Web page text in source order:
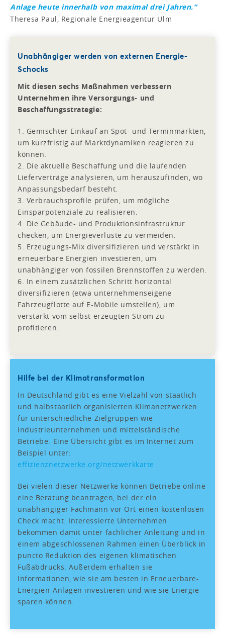
Anlage heute innerhalb von maximal drei Jahren.“
Theresa Paul, Regionale Energieagentur Ulm
Unabhängiger werden von externen Energie-
Schocks
Mit diesen sechs Maßnahmen verbessern
Unternehmen ihre Versorgungs- und
Beschaffungsstrategie:
1. Gemischter Einkauf an Spot- und Terminmärkten,
um kurzfristig auf Marktdynamiken reagieren zu
können.
2. Die aktuelle Beschaffung und die laufenden
Lieferverträge analysieren, um herauszufinden, wo
Anpassungsbedarf besteht.
3. Verbrauchsprofile prüfen, um mögliche
Einsparpotenziale zu realisieren.
4. Die Gebäude- und Produktionsinfrastruktur
checken, um Energieverluste zu vermeiden.
5. Erzeugungs-Mix diversifizieren und verstärkt in
erneuerbare Energien investieren, um
unabhängiger von fossilen Brennstoffen zu werden.
6. In einem zusätzlichen Schritt horizontal
diversifizieren (etwa unter­nehmens­eigene
Fahrzeugflotte auf E-Mobile umstellen), um
verstärkt vom selbst erzeugten Strom zu
profitieren.
Hilfe bei der Klimatransformation
In Deutschland gibt es eine Vielzahl von staatlich
und halbstaatlich organisierten Klimanetzwerken
für unterschiedliche Zielgruppen wie
Industrieunternehmen und mittelständische
Betriebe. Eine Übersicht gibt es im Internet zum
Beispiel unter:
effizienznetzwerke.org/netzwerkkarte
Bei vielen dieser Netzwerke können Betriebe online
eine Beratung beantragen, bei der ein
unabhängiger Fachmann vor Ort einen kostenlosen
Check macht. Interessierte Unternehmen
bekommen damit unter fachlicher Anleitung und in
einem abgeschlossenen Rahmen einen Überblick in
puncto Reduktion des eigenen klimatischen
Fußabdrucks. Außerdem erhalten sie
Informationen, wie sie am besten in Erneuerbare-
Energien-Anlagen investieren und wie sie Energie
sparen können.